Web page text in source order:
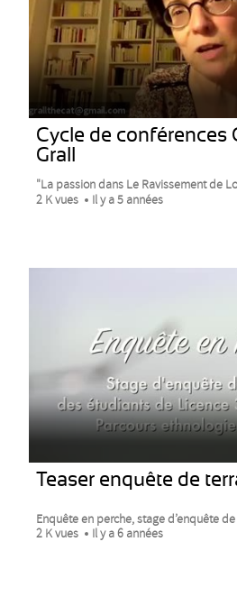
Cycle de conférences
Grall
"La passion dans Le Ravissement de
2 K vues
Il y a 5 années
Teaser enquête de
Enquête en perche, stage d’enquête
2 K vues
Il y a 6 années